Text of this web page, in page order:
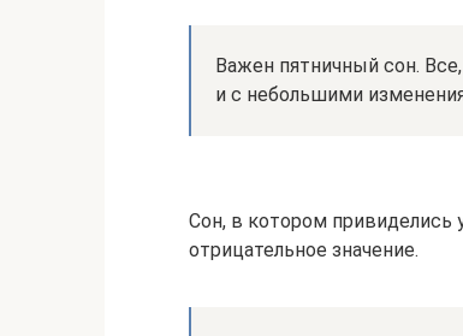
Важен пятничный сон.
и с небольшими
Сон, в котором
отрицательное значение.